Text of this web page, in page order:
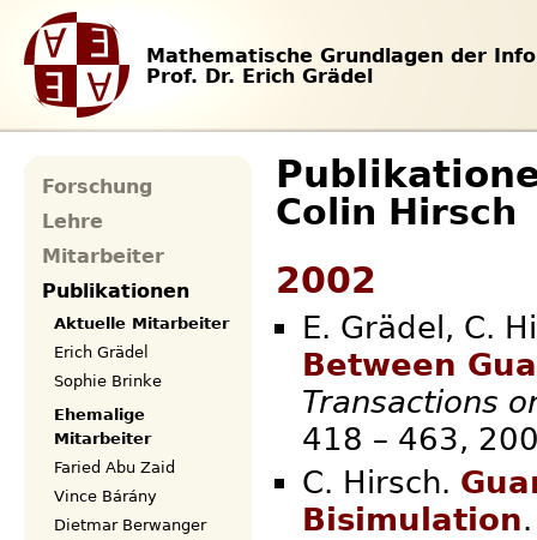
Mathematische Grundlagen der
Prof. Dr. Erich Grädel
Colin Hirsch
2002
E. Grädel, C.
Between
Transactions
418 –
C. Hirsch.
Bisimulation
Forschung
Lehre
Mitarbeiter
Publikationen
Aktuelle Mitarbeiter
Erich Grädel
Sophie Brinke
Ehemalige
Mitarbeiter
Faried Abu Zaid
Vince Bárány
Dietmar Berwanger